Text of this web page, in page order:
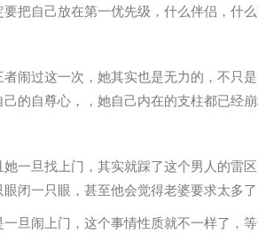
要把自己放在第一优先级，什么伴侣，什
者闹过这一次，她其实也是无力的，不只
己的自尊心，，她自己内在的支柱都已经
她一旦找上门，其实就踩了这个男人的雷
眼闭一只眼，甚至他会觉得老婆要求太多
一旦闹上门，这个事情性质就不一样了，